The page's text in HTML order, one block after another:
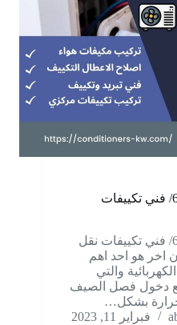
نقل وحدات التكييف / 66141669/ فني تكييفات
نقل وحدات التكييف / 66141669/ فني تكييفات نقل
اخر هو احد اهم
والتي
دخول فصل الصيف
بشكل…
فبراير 11, 2023